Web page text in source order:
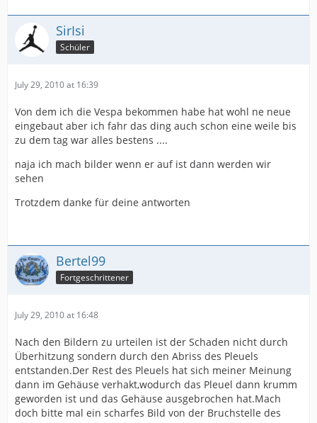
SirIsi
Schüler
July 29, 2010 at 16:39
Von dem ich die Vespa bekommen habe hat wohl ne neue
eingebaut aber ich fahr das ding auch schon eine weile bis
zu dem tag war alles bestens ....
naja ich mach bilder wenn er auf ist dann werden wir
sehen
Trotzdem danke für deine antworten
Bertel99
Fortgeschrittener
July 29, 2010 at 16:48
Nach den Bildern zu urteilen ist der Schaden nicht durch
Überhitzung sondern durch den Abriss des Pleuels
entstanden.Der Rest des Pleuels hat sich meiner Meinung
dann im Gehäuse verhakt,wodurch das Pleuel dann krumm
geworden ist und das Gehäuse ausgebrochen hat.Mach
doch bitte mal ein scharfes Bild von der Bruchstelle des